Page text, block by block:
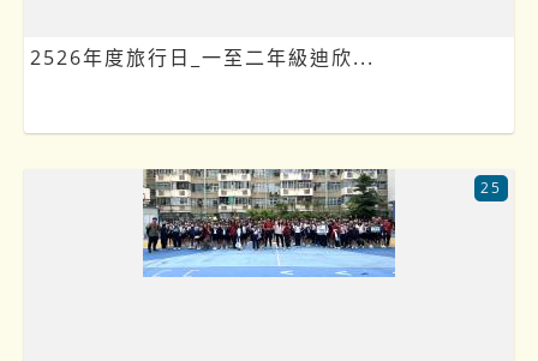
2526年度旅行日_一至二年級迪欣...
25